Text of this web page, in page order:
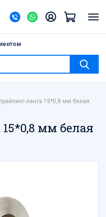
крышкойлента 15*0,8 мм белая
мм белая